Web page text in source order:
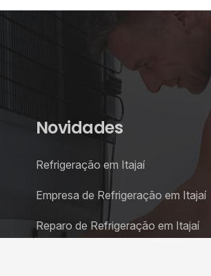
Novidades
Refrigeração em Itajaí
Empresa de Refrigeração em Itajaí
Reparo de Refrigeração em Itajaí